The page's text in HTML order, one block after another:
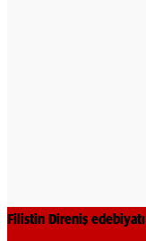
Filistin Direniş edebiyatı